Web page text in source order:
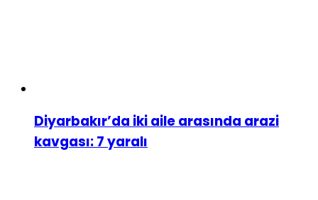
Diyarbakır’da iki aile arasında arazi
kavgası: 7 yaralı